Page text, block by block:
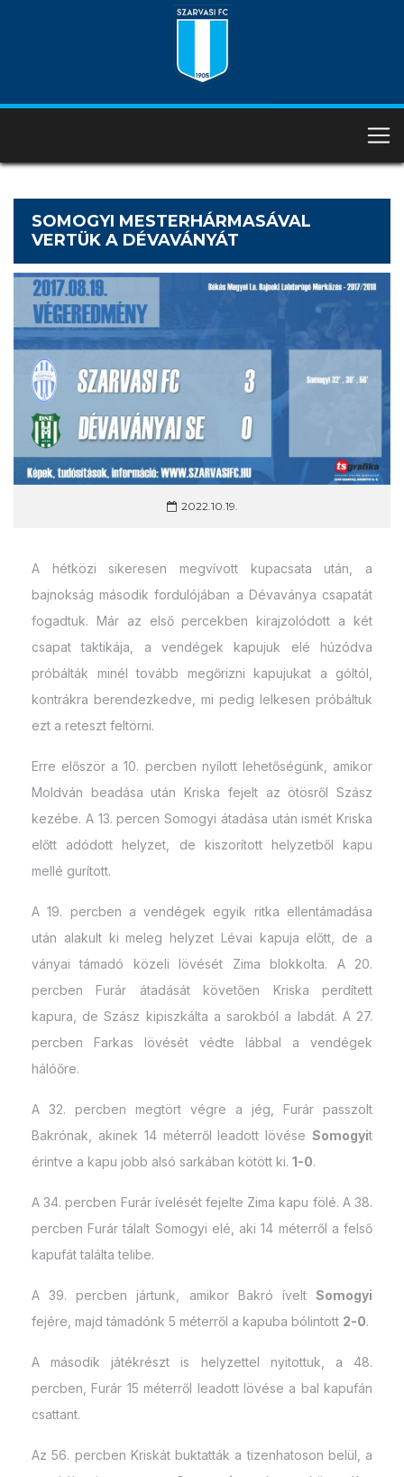
SOMOGYI MESTERHÁRMASÁVAL
VERTÜK A DÉVAVÁNYÁT
2022.10.19.
A hétközi sikeresen megvívott kupacsata után, a
bajnokság második fordulójában a Dévaványa csapatát
fogadtuk. Már az első percekben kirajzolódott a két
csapat taktikája, a vendégek kapujuk elé húzódva
próbálták minél tovább megőrizni kapujukat a góltól,
kontrákra berendezkedve, mi pedig lelkesen próbáltuk
ezt a reteszt feltörni.
Erre először a 10. percben nyílott lehetőségünk, amikor
Moldván beadása után Kriska fejelt az ötösről Szász
kezébe. A 13. percen Somogyi átadása után ismét Kriska
előtt adódott helyzet, de kiszorított helyzetből kapu
mellé gurított.
A 19. percben a vendégek egyik ritka ellentámadása
után alakult ki meleg helyzet Lévai kapuja előtt, de a
ványai támadó közeli lövését Zima blokkolta. A 20.
percben Furár átadását követően Kriska perdített
kapura, de Szász kipiszkálta a sarokból a labdát. A 27.
percben Farkas lövését védte lábbal a vendégek
hálóőre.
A 32. percben megtört végre a jég, Furár passzolt
Bakrónak, akinek 14 méterről leadott lövése Somogyit
érintve a kapu jobb alsó sarkában kötött ki. 1-0.
A 34. percben Furár ívelését fejelte Zima kapu fölé. A 38.
percben Furár tálalt Somogyi elé, aki 14 méterről a felső
kapufát találta telibe.
A 39. percben jártunk, amikor Bakró ívelt Somogyi
fejére, majd támadónk 5 méterről a kapuba bólintott 2-0.
A második játékrészt is helyzettel nyitottuk, a 48.
percben, Furár 15 méterről leadott lövése a bal kapufán
csattant.
Az 56. percben Kriskát buktatták a tizenhatoson belül, a